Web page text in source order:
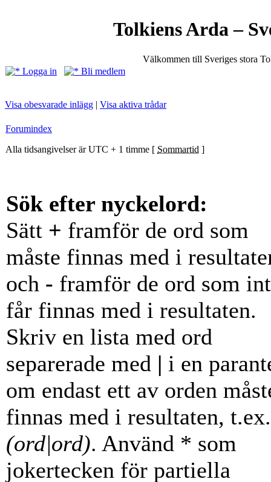
Tolkiens Arda –
Välkommen till Sveriges stora
Logga in
Bli medlem
Visa obesvarade inlägg | Visa aktiva trådar
Forumindex
Alla tidsangivelser är UTC + 1 timme [ Sommartid ]
Sök efter nyckelord:
Sätt + framför de ord som
måste finnas med i
och - framför de ord som
får finnas med i resultaten.
Skriv en lista med ord
separerade med | i en
om endast ett av orden
finnas med i resultaten, t.ex.
(ord|ord). Använd * som
jokertecken för partiella